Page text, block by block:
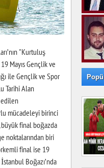
"Kurtuluş
Mayıs Gençlik ve
ile Gençlik ve Spor
Tarihi Alan
edilen
mücadeleyi birinci
büyük final boğazda
noktalarından biri
final ise 19
Boğazı’nda